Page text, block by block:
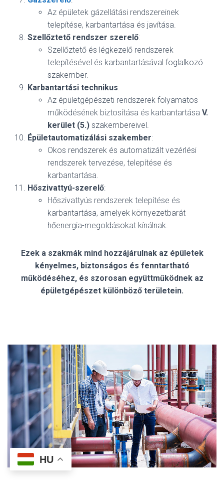
Az épületek gázellátási rendszereinek
telepítése, karbantartása és javítása.
Szellőztető rendszer szerelő:
Szellőztető és légkezelő rendszerek
telepítésével és karbantartásával foglalkozó
szakember.
Karbantartási technikus:
Az épületgépészeti rendszerek folyamatos
működésének biztosítása és karbantartása V.
kerület (5.) szakembereivel.
Épületautomatizálási szakember:
Okos rendszerek és automatizált vezérlési
rendszerek tervezése, telepítése és
karbantartása.
Hőszivattyú-szerelő:
Hőszivattyús rendszerek telepítése és
karbantartása, amelyek környezetbarát
hőenergia-megoldásokat kínálnak.
Ezek a szakmák mind hozzájárulnak az épületek
kényelmes, biztonságos és fenntartható
működéséhez, és szorosan együttműködnek az
épületgépészet különböző területein.
HU